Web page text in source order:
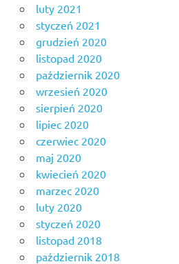
luty 2021
styczeń 2021
grudzień 2020
listopad 2020
październik 2020
wrzesień 2020
sierpień 2020
lipiec 2020
czerwiec 2020
maj 2020
kwiecień 2020
marzec 2020
luty 2020
styczeń 2020
listopad 2018
październik 2018